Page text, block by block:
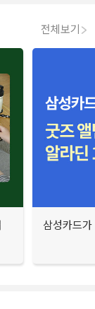
전체보기
삼성카드